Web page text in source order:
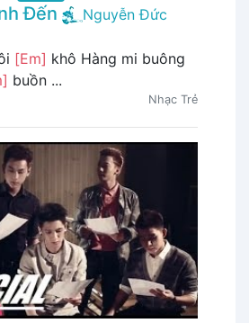
Đến
Nguyễn Đức
[Em] khô Hàng mi buông
buồn ...
Nhạc Trẻ